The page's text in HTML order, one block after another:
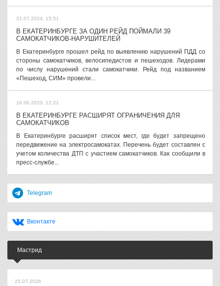
31.07.2024, 15:51
В ЕКАТЕРИНБУРГЕ ЗА ОДИН РЕЙД ПОЙМАЛИ 39
САМОКАТЧИКОВ-НАРУШИТЕЛЕЙ
В Екатеринбурге прошел рейд по выявлению нарушений ПДД со
стороны самокатчиков, велосипедистов и пешеходов. Лидерами
по числу нарушений стали самокатчики. Рейд под названием
«Пешеход, СИМ» провели...
16.06.2023, 12:21
В ЕКАТЕРИНБУРГЕ РАСШИРЯТ ОГРАНИЧЕНИЯ ДЛЯ
САМОКАТЧИКОВ
В Екатеринбурге расширят список мест, где будет запрещено
передвижение на электросамокатах. Перечень будет составлен с
учетом количества ДТП с участием самокатчиков. Как сообщили в
пресс-службе...
Telegram
Вконтакте
Мастрид
25.07.2026